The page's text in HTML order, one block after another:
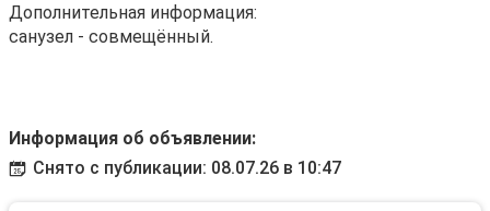
Дополнительная информация:
санузел - совмещённый.
Информация об объявлении:
Снято с публикации: 08.07.26 в 10:47